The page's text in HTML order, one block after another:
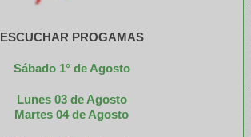
ESCUCHAR PROGAMAS
Sábado 1° de Agosto
Lunes 03 de Agosto
Martes 04 de Agosto